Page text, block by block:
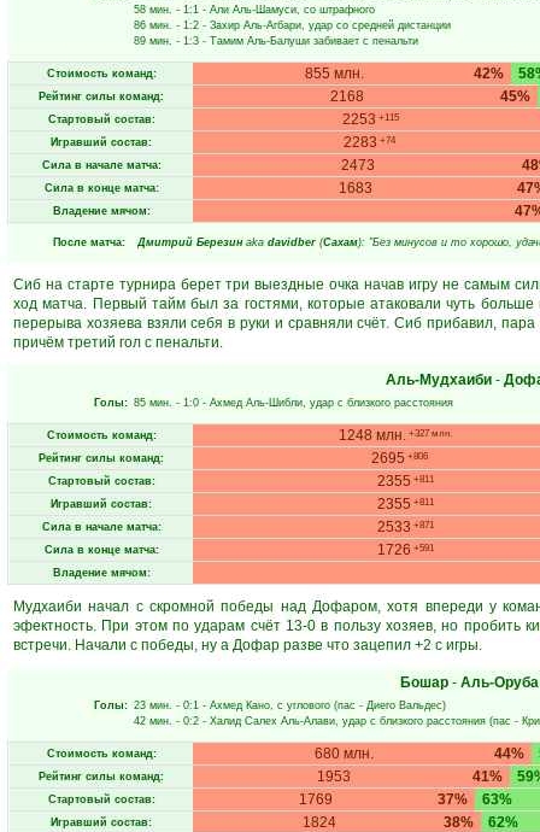
58 мин. - 1:1 - Али Аль-Шамуси, со штрафного
86 мин. - 1:2 - Захир Аль-Агбари, удар со средней дистанции
89 мин. - 1:3 - Тамим Аль-Балуши забивает с пенальти
Стоимость команд: 42%
855 млн.
Рейтинг силы команд: 45%
2168
Стартовый состав: 2253 +115
Игравший состав: 2283 +74
Сила в начале матча: 2473
Сила в конце матча: 1683
Владение мячом:
После матча: Дмитрий Березин aka davidber (Сахам): "Без минусов и то хорошо,
Сиб на старте турнира берет три выездные очка начав игру не самым
ход матча. Первый тайм был за гостями, которые атаковали чуть
перерыва хозяева взяли себя в руки и сравняли счёт. Сиб прибавил,
причём третий гол с пенальти.
Аль-Мудхаиби -
Голы: 85 мин. - 1:0 - Ахмед Аль-Шибли, удар с близкого расстояния
Стоимость команд: 1248 млн. +327 млн.
Рейтинг силы команд: 2695 +806
Стартовый состав: 2355 +811
Игравший состав: 2355 +811
Сила в начале матча: 2533 +871
Сила в конце матча: 1726 +591
Владение мячом:
Мудхаиби начал с скромной победы над Дофаром, хотя впереди у
эфектность. При этом по ударам счёт 13-0 в пользу хозяев, но
встречи. Начали с победы, ну а Дофар разве что зацепил +2 с игры.
Бошар - Аль-Оруба
Голы: 23 мин. - 0:1 - Ахмед Кано, с углового (пас - Диего Вальдес)
42 мин. - 0:2 - Халид Салех Аль-Алави, удар с близкого расстояния (пас -
Стоимость команд: 44%
680 млн.
Рейтинг силы команд: 41%
1953
Стартовый состав: 37%
1769 63%
Игравший состав: 38%
1824 62%